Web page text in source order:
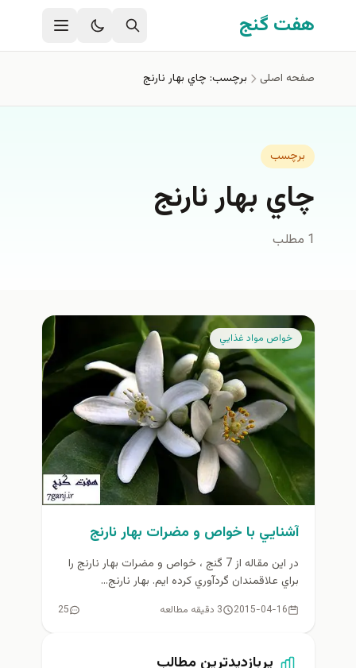
رفتن به محتوای اصلی
هفت گنج
صفحه اصلی برچسب: چاي بهار نارنج
برچسب
چاي بهار نارنج
1 مطلب
خواص مواد غذايي
آشنايي با خواص و مضرات بهار نارنج
در اين مقاله از 7 گنج ، خواص و مضرات بهار نارنج را
براي علاقمندان گردآوري كرده ايم. بهار نارنج...
2015-04-16 3 دقیقه مطالعه 25
پربازدیدترین مطالب